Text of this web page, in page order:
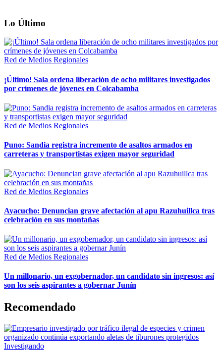
Lo Último
Red de Medios Regionales
¡Último! Sala ordena liberación de ocho militares investigados
por crímenes de jóvenes en Colcabamba
Red de Medios Regionales
Puno: Sandia registra incremento de asaltos armados en
carreteras y transportistas exigen mayor seguridad
Red de Medios Regionales
Ayacucho: Denuncian grave afectación al apu Razuhuillca tras
celebración en sus montañas
Red de Medios Regionales
Un millonario, un exgobernador, un candidato sin ingresos: así
son los seis aspirantes a gobernar Junín
Recomendado
Investigando